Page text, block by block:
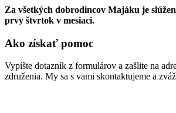
Za všetkých dobrodincov Majáku je
prvy štvrtok v mesiaci.
Ako získať pomoc
Vypíšte dotazník z formulárov a zašlite na
združenia. My sa s vami skontaktujeme a